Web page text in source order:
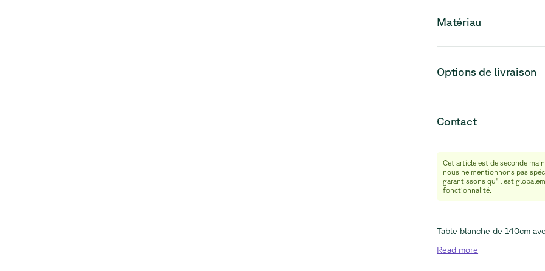
Matériau
Options de livraison
Contact
info@relievefurniture.com
+32 (0) 492 09 18 86
Cet article est de seconde
nous ne mentionnons pas
garantissons qu'il est
fonctionnalité.
Table blanche de 140cm
Read more